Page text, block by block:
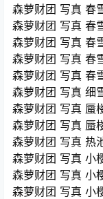
森萝财团 写真 春
森萝财团 写真 春
森萝财团 写真 春
森萝财团 写真 春
森萝财团 写真 春
森萝财团 写真 细
森萝财团 写真 蜃
森萝财团 写真 蜃
森萝财团 写真 热
森萝财团 写真 小
森萝财团 写真 小
森萝财团 写真 小